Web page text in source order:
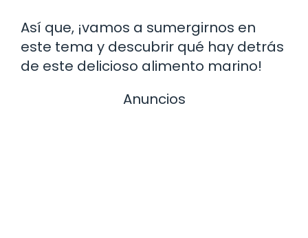
Así que, ¡vamos a sumergirnos en
este tema y descubrir qué hay detrás
de este delicioso alimento marino!
Anuncios